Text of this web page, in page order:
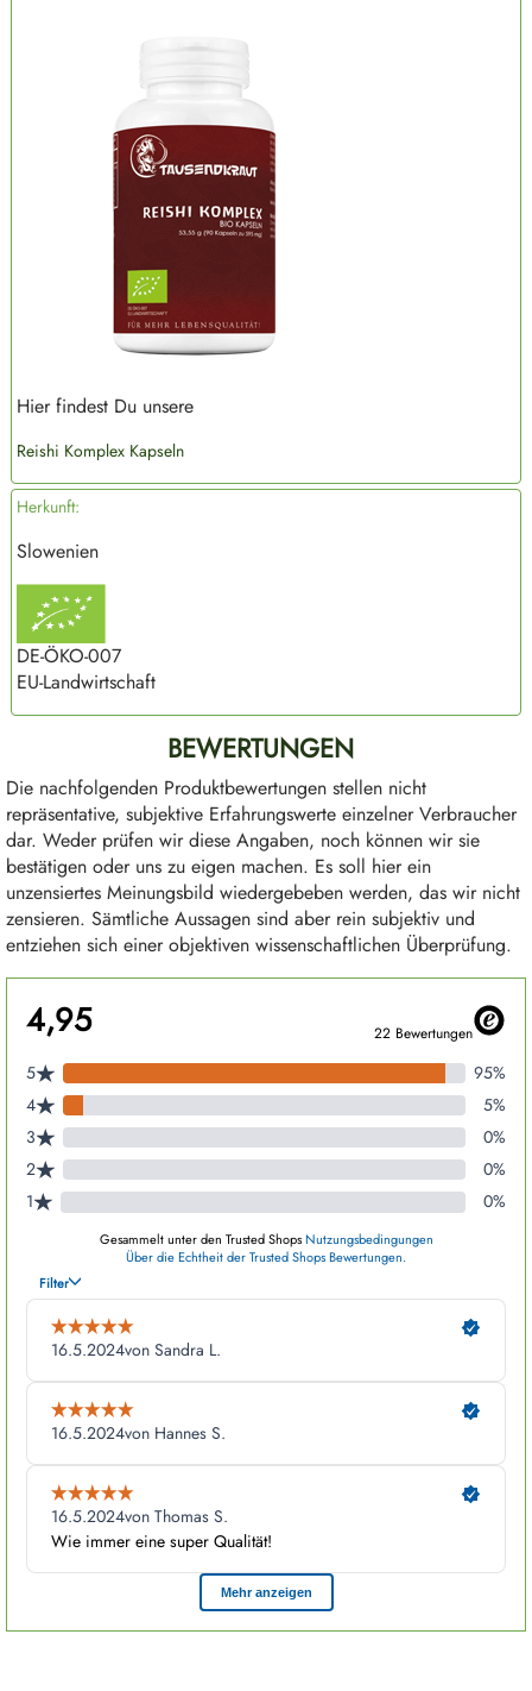
Hier findest Du unsere
Reishi Komplex Kapseln
Herkunft:
Slowenien
DE-ÖKO-007
EU-Landwirtschaft
BEWERTUNGEN
Die nachfolgenden Produktbewertungen stellen nicht
repräsentative, subjektive Erfahrungswerte einzelner Verbraucher
dar. Weder prüfen wir diese Angaben, noch können wir sie
bestätigen oder uns zu eigen machen. Es soll hier ein
unzensiertes Meinungsbild wiedergebeben werden, das wir nicht
zensieren. Sämtliche Aussagen sind aber rein subjektiv und
entziehen sich einer objektiven wissenschaftlichen Überprüfung.